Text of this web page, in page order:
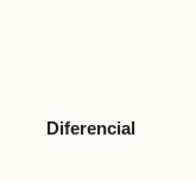
Diferencial